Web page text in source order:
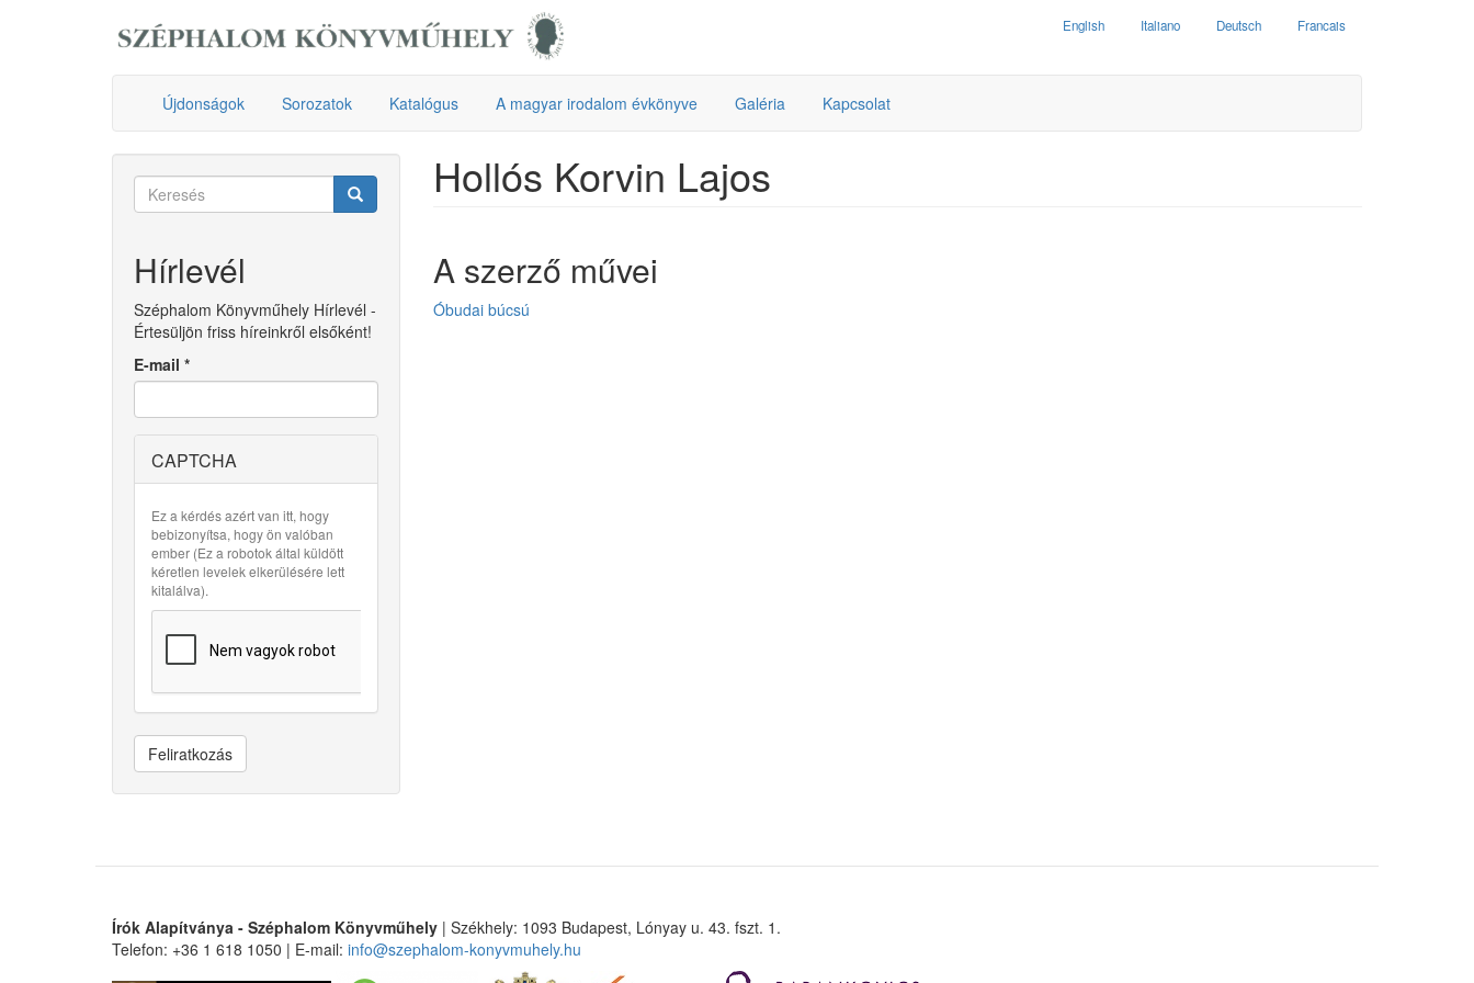
English Italiano Deutsch Francais
Újdonságok Sorozatok Katalógus A magyar irodalom évkönyve Galéria Kapcsolat
Keresés
Hírlevél
Széphalom Könyvműhely Hírlevél -
Értesüljön friss híreinkről elsőként!
E-mail *
CAPTCHA
Ez a kérdés azért van itt, hogy
bebizonyítsa, hogy ön valóban
ember (Ez a robotok által küldött
kéretlen levelek elkerülésére lett
kitalálva).
Feliratkozás
Hollós Korvin Lajos
A szerző művei
Óbudai búcsú
Írók Alapítványa - Széphalom Könyvműhely | Székhely: 1093 Budapest, Lónyay u. 43. fszt. 1.
Telefon: +36 1 618 1050 | E-mail: info@szephalom-konyvmuhely.hu